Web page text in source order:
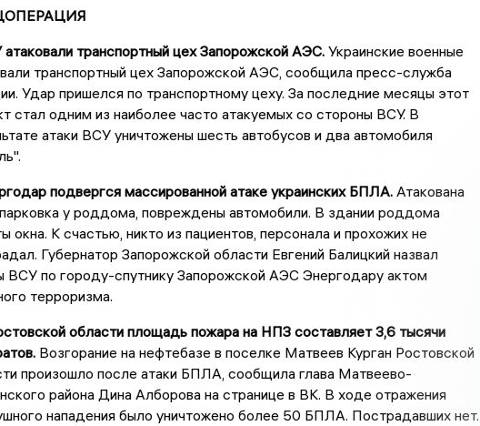
транспортный цех Запорожской АЭС.Украинские военные
транспортный цех Запорожской АЭС, сообщила пресс-служба
Удар пришелся по транспортному цеху. За последние месяцы этот
стал одним из наиболее часто атакуемых со стороны ВСУ. В
атаки ВСУ уничтожены шесть автобусов и два автомобиля
подвергся массированной атаке украинских БПЛА.Атакована
у роддома, повреждены автомобили. В здании роддома
окна. К счастью, никто из пациентов, персонала и прохожих не
Губернатор Запорожской области Евгений Балицкий назвал
ВСУ по городу-спутнику Запорожской АЭС Энергодару актом
терроризма.
области площадь пожара на НПЗ составляет 3,6 тысячи
Возгорание на нефтебазе в поселке Матвеев Курган Ростовской
произошло после атаки БПЛА, сообщила глава Матвеево-
района Дина Алборова на странице в ВК. В ходе отражения
нападения было уничтожено более 50 БПЛА. Пострадавших нет.